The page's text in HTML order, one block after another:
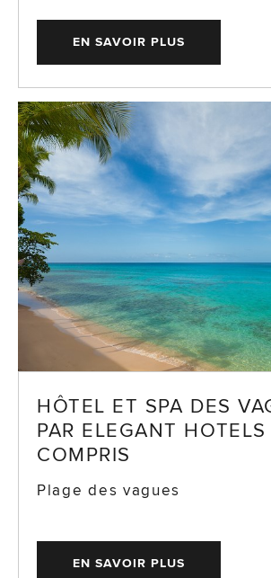
EN SAVOIR PLUS
HÔTEL ET SPA DES
PAR ELEGANT
COMPRIS
Plage des vagues
EN SAVOIR PLUS